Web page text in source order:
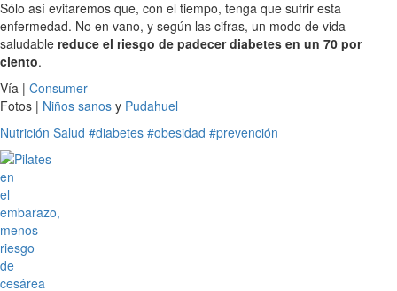
Sólo así evitaremos que, con el tiempo, tenga que sufrir esta
enfermedad. No en vano, y según las cifras, un modo de vida
saludable reduce el riesgo de padecer diabetes en un 70 por
ciento.
Vía | Consumer
Fotos | Niños sanos y Pudahuel
Nutrición Salud #diabetes #obesidad #prevención